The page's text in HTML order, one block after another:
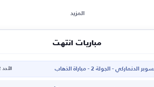
المزيد
مباريات انتهت
الدنماركي - الجولة 2 - مباراة الذهاب الأحد 02-08-2026